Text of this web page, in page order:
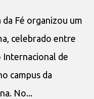
Fé organizou um
celebrado entre
Internacional de
campus da
No...